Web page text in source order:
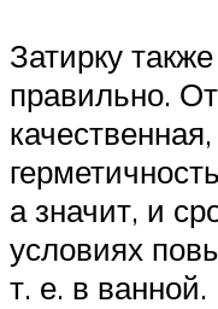
Затирку
правильно.
а значит, и
условиях
т. е. в ванной.